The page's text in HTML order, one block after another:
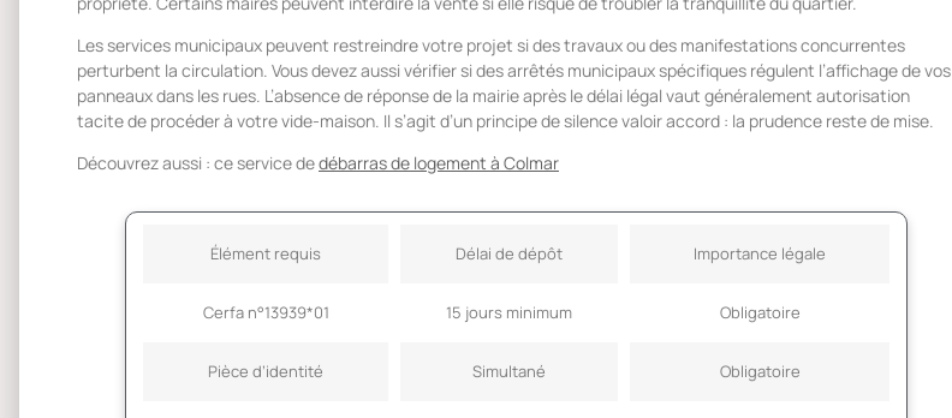
Les services municipaux peuvent restreindre votre projet si des travaux ou des manifestations concurrentes
perturbent la circulation. Vous devez aussi vérifier si des arrêtés municipaux spécifiques régulent l’affichage de vos
panneaux dans les rues. L’absence de réponse de la mairie après le délai légal vaut généralement autorisation
tacite de procéder à votre vide-maison. Il s’agit d’un principe de silence valoir accord : la prudence reste de mise.
Découvrez aussi : ce service dedébarras de logement à Colmar
Élément requis Délai de dépôt Importance légale
Cerfa n°13939*01 15 jours minimum Obligatoire
Pièce d’identité Simultané Obligatoire